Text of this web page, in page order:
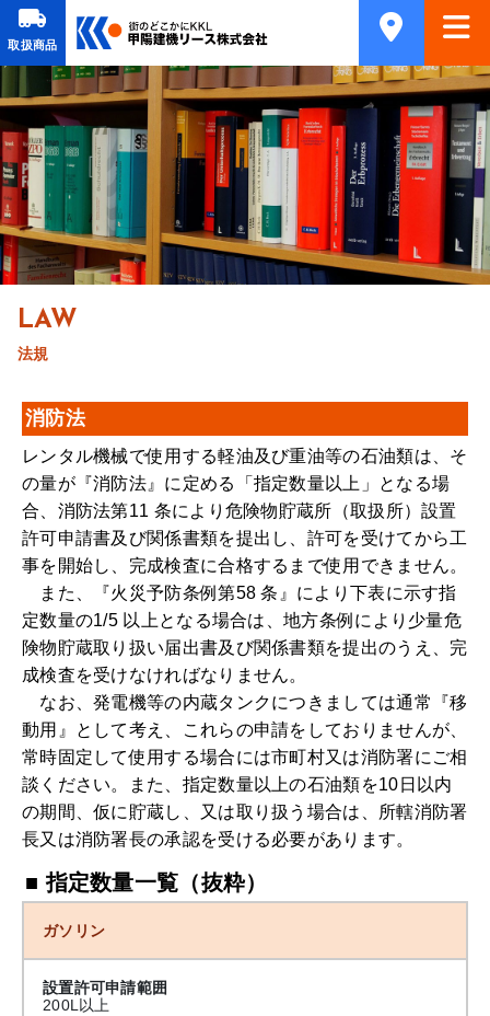
取扱商品
LAW
法規
消防法
レンタル機械で使用する軽油及び重油等の石油類は、そ
の量が『消防法』に定める「指定数量以上」となる場
合、消防法第11 条により危険物貯蔵所（取扱所）設置
許可申請書及び関係書類を提出し、許可を受けてから工
事を開始し、完成検査に合格するまで使用できません。
また、『火災予防条例第58 条』により下表に示す指
定数量の1/5 以上となる場合は、地方条例により少量危
険物貯蔵取り扱い届出書及び関係書類を提出のうえ、完
成検査を受けなければなりません。
なお、発電機等の内蔵タンクにつきましては通常『移
動用』として考え、これらの申請をしておりませんが、
常時固定して使用する場合には市町村又は消防署にご相
談ください。また、指定数量以上の石油類を10日以内
の期間、仮に貯蔵し、又は取り扱う場合は、所轄消防署
長又は消防署長の承認を受ける必要があります。
■ 指定数量一覧（抜粋）
ガソリン
設置許可申請範囲
200L以上